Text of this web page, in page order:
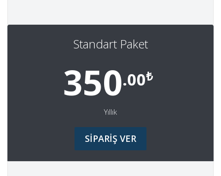
Standart Paket
350.00₺
Yıllık
SİPARİŞ VER